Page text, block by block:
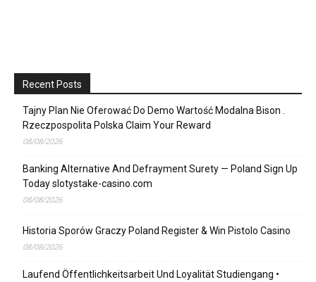
Recent Posts
Tajny Plan Nie Oferować Do Demo Wartość Modalna Bison .
Rzeczpospolita Polska Claim Your Reward
08/08/2026
Banking Alternative And Defrayment Surety — Poland Sign Up
Today slotystake-casino.com
08/08/2026
Historia Sporów Graczy Poland Register & Win Pistolo Casino
08/08/2026
Laufend Öffentlichkeitsarbeit Und Loyalität Studiengang •